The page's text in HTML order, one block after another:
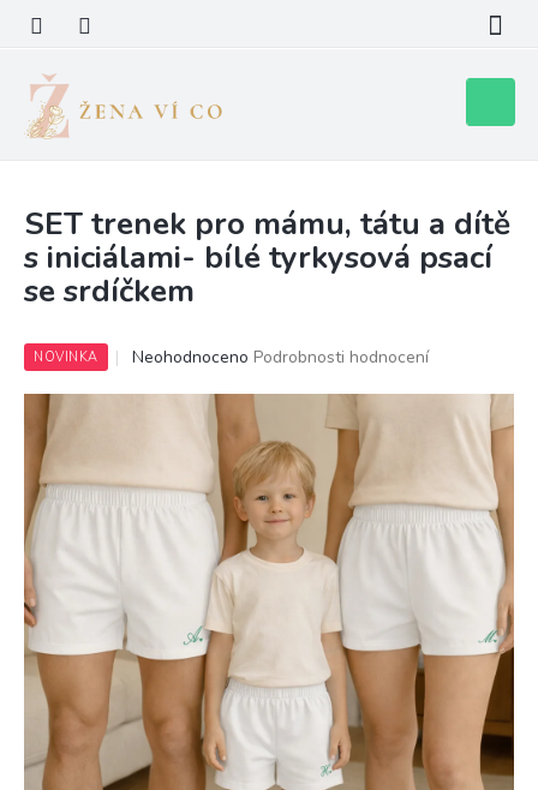
obsah
košík
SET trenek pro mámu, tátu a dítě
s iniciálami- bílé tyrkysová psací
se srdíčkem
NOVINKA
Průměrné
produktu
5
Neohodnoceno Podrobnosti hodnocení